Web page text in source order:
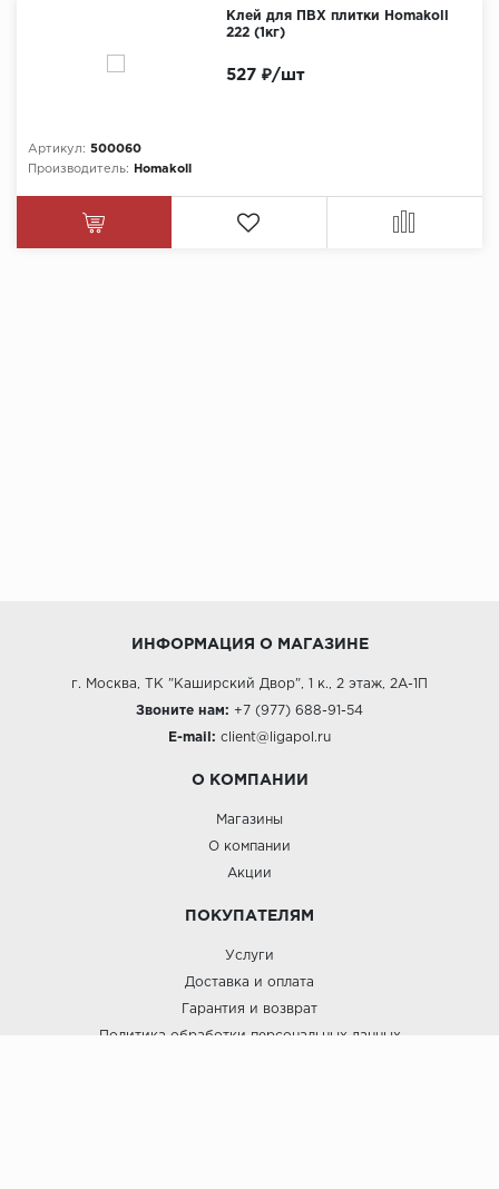
Клей для ПВХ плитки Homakoll
222 (1кг)
Артикул: 500060
Производитель:
Homakoll
527 ₽/шт
ИНФОРМАЦИЯ О МАГАЗИНЕ
г. Москва, ТК "Каширский Двор", 1 к., 2 этаж, 2А-1П
Звоните нам: +7 (977) 688-91-54
E-mail: client@ligapol.ru
О КОМПАНИИ
Магазины
О компании
Акции
ПОКУПАТЕЛЯМ
Услуги
Доставка и оплата
Гарантия и возврат
Политика обработки персональных данных